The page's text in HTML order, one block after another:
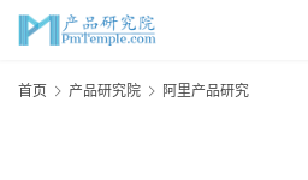
首页 产品研究院 阿里产品研究